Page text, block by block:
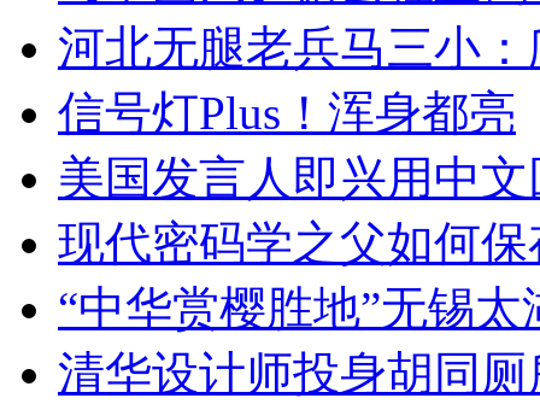
河北无腿老兵马三小
信号灯Plus！浑身都亮
美国发言人即兴用中
现代密码学之父如何
“中华赏樱胜地”无锡
清华设计师投身胡同